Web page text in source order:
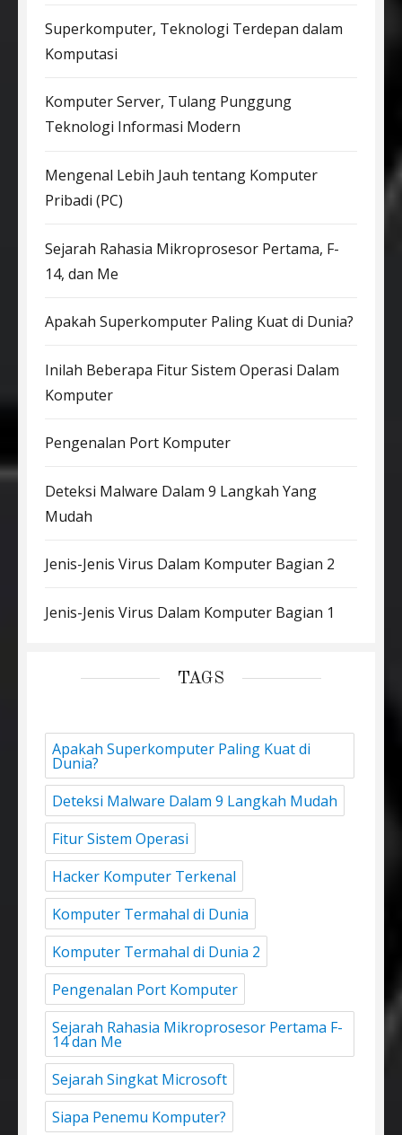
Superkomputer, Teknologi Terdepan dalam
Komputasi
Komputer Server, Tulang Punggung
Teknologi Informasi Modern
Mengenal Lebih Jauh tentang Komputer
Pribadi (PC)
Sejarah Rahasia Mikroprosesor Pertama, F-
14, dan Me
Apakah Superkomputer Paling Kuat di Dunia?
Inilah Beberapa Fitur Sistem Operasi Dalam
Komputer
Pengenalan Port Komputer
Deteksi Malware Dalam 9 Langkah Yang
Mudah
Jenis-Jenis Virus Dalam Komputer Bagian 2
Jenis-Jenis Virus Dalam Komputer Bagian 1
TAGS
Apakah Superkomputer Paling Kuat di
Dunia?
Deteksi Malware Dalam 9 Langkah Mudah
Fitur Sistem Operasi
Hacker Komputer Terkenal
Komputer Termahal di Dunia
Komputer Termahal di Dunia 2
Pengenalan Port Komputer
Sejarah Rahasia Mikroprosesor Pertama F-
14 dan Me
Sejarah Singkat Microsoft
Siapa Penemu Komputer?